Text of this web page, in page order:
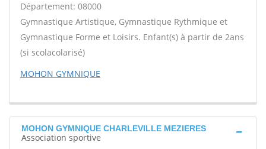
Département: 08000
Gymnastique Artistique, Gymnastique Rythmique et
Gymnastique Forme et Loisirs. Enfant(s) à partir de 2ans
(si scolacolarisé)
MOHON GYMNIQUE
MOHON GYMNIQUE CHARLEVILLE MEZIERES
Association sportive